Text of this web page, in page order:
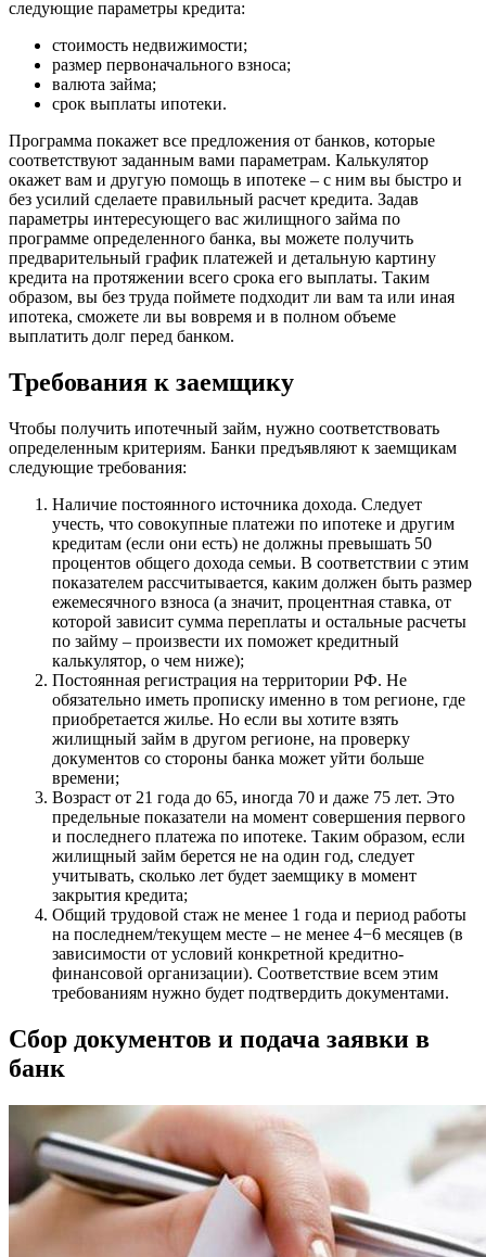
следующие параметры кредита:
стоимость недвижимости;
размер первоначального взноса;
валюта займа;
срок выплаты ипотеки.
Программа покажет все предложения от банков, которые
соответствуют заданным вами параметрам. Калькулятор
окажет вам и другую помощь в ипотеке – с ним вы быстро и
без усилий сделаете правильный расчет кредита. Задав
параметры интересующего вас жилищного займа по
программе определенного банка, вы можете получить
предварительный график платежей и детальную картину
кредита на протяжении всего срока его выплаты. Таким
образом, вы без труда поймете подходит ли вам та или иная
ипотека, сможете ли вы вовремя и в полном объеме
выплатить долг перед банком.
Требования к заемщику
Чтобы получить ипотечный займ, нужно соответствовать
определенным критериям. Банки предъявляют к заемщикам
следующие требования:
Наличие постоянного источника дохода. Следует
учесть, что совокупные платежи по ипотеке и другим
кредитам (если они есть) не должны превышать 50
процентов общего дохода семьи. В соответствии с этим
показателем рассчитывается, каким должен быть размер
ежемесячного взноса (а значит, процентная ставка, от
которой зависит сумма переплаты и остальные расчеты
по займу – произвести их поможет кредитный
калькулятор, о чем ниже);
Постоянная регистрация на территории РФ. Не
обязательно иметь прописку именно в том регионе, где
приобретается жилье. Но если вы хотите взять
жилищный займ в другом регионе, на проверку
документов со стороны банка может уйти больше
времени;
Возраст от 21 года до 65, иногда 70 и даже 75 лет. Это
предельные показатели на момент совершения первого
и последнего платежа по ипотеке. Таким образом, если
жилищный займ берется не на один год, следует
учитывать, сколько лет будет заемщику в момент
закрытия кредита;
Общий трудовой стаж не менее 1 года и период работы
на последнем/текущем месте – не менее 4−6 месяцев (в
зависимости от условий конкретной кредитно-
финансовой организации). Соответствие всем этим
требованиям нужно будет подтвердить документами.
Сбор документов и подача заявки в
банк